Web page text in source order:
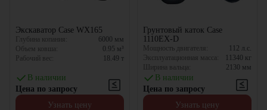
Экскаватор Case WX165
Глубина копания: 6000 мм
Объем ковша:
0.95 м³
Рабочий вес:
18.49 т
В наличии
Цена по запросу
Узнать цену
Грунтовый каток Case
1110EX-D
Мощность двигателя: 112 л.с.
Эксплуатационная масса:
11340 кг
Ширина вальца:
2130 мм
В наличии
Цена по запросу
Узнать цену